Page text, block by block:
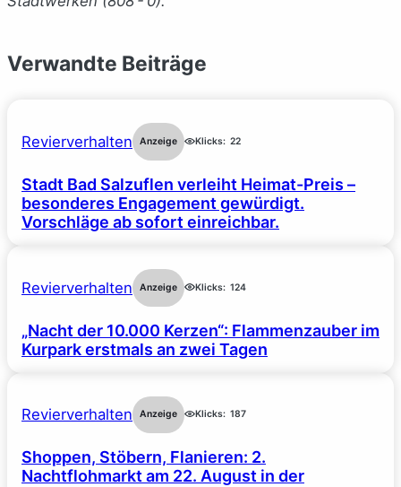
Verwandte Beiträge
Revierverhalten Anzeige Klicks: 22
Stadt Bad Salzuflen verleiht Heimat-Preis –
besonderes Engagement gewürdigt.
Vorschläge ab sofort einreichbar.
Revierverhalten Anzeige Klicks: 124
„Nacht der 10.000 Kerzen“: Flammenzauber im
Kurpark erstmals an zwei Tagen
Revierverhalten Anzeige Klicks: 187
Shoppen, Stöbern, Flanieren: 2.
Nachtflohmarkt am 22. August in der